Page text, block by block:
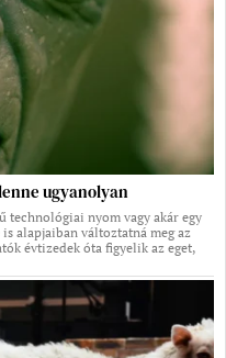
ugyanolyan
technológiai nyom vagy akár egy
alapjaiban változtatná meg az
évtizedek óta figyelik az eget,